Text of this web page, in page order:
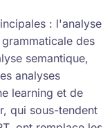
: l'analyse
des
semantique,
analyses
learning et de
qui sous-tendent